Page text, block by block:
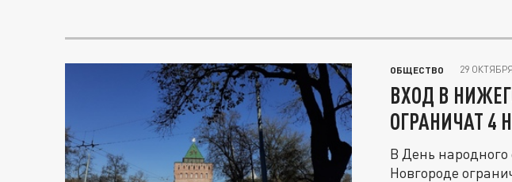
ОБЩЕСТВО 29
ВХОД В
ОГРАНИЧАТ 4
В День
Новгороде